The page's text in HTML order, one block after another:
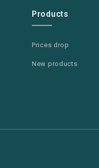
Products
Prices drop
New products